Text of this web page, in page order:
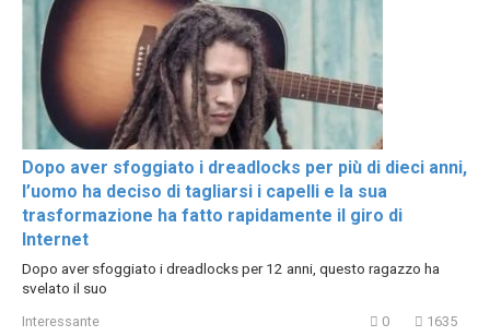
Dopo aver sfoggiato i dreadlocks per più di dieci anni,
l’uomo ha deciso di tagliarsi i capelli e la sua
trasformazione ha fatto rapidamente il giro di
Internet
Dopo aver sfoggiato i dreadlocks per 12 anni, questo ragazzo ha
svelato il suo
Interessante 0 1635